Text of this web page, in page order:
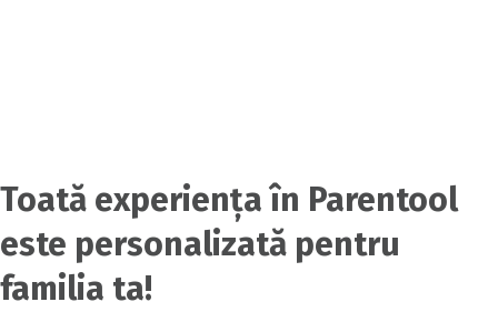
Toată experiența în Parentool
este personalizată pentru
familia ta!